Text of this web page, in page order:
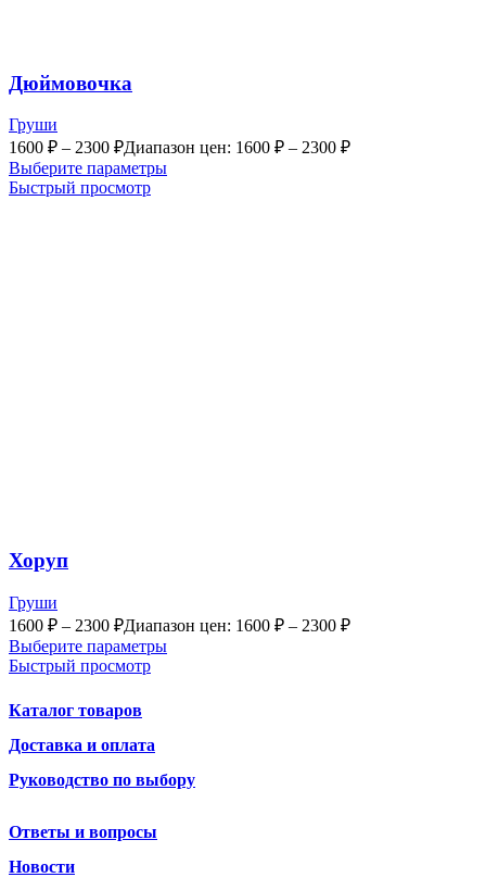
Дюймовочка
Груши
1600 ₽ – 2300 ₽Диапазон цен: 1600 ₽ – 2300 ₽
Выберите параметры
Быстрый просмотр
Хоруп
Груши
1600 ₽ – 2300 ₽Диапазон цен: 1600 ₽ – 2300 ₽
Выберите параметры
Быстрый просмотр
Каталог товаров
Доставка и оплата
Руководство по выбору
Ответы и вопросы
Новости